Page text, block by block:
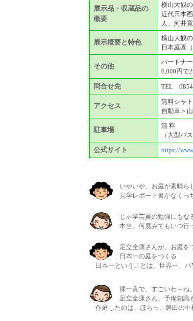
展示品・収蔵品の
概要
横山大観
近代日本
人、河井
展示概要と特色
横山大観
日本庭園
その他
パートナ
6,000円で
問合せ先 TEL 0854
アクセス
無料シャ
自動車＞
駐車場
無 料
（大型バ
公式サイト https://
いやいや、お庭が素晴ら
見学レポート書かなくっ
じゃ学芸員の勉強にもな
本当、何度みてもいつ行
足立全康さんが、お庭を
日本一の庭をつくる
日本一ということは、世界一、パ
裸一貫で、すごいわ～ね。
足立全康さん、予備知識
作庭したのは、ほらっ、磐田の